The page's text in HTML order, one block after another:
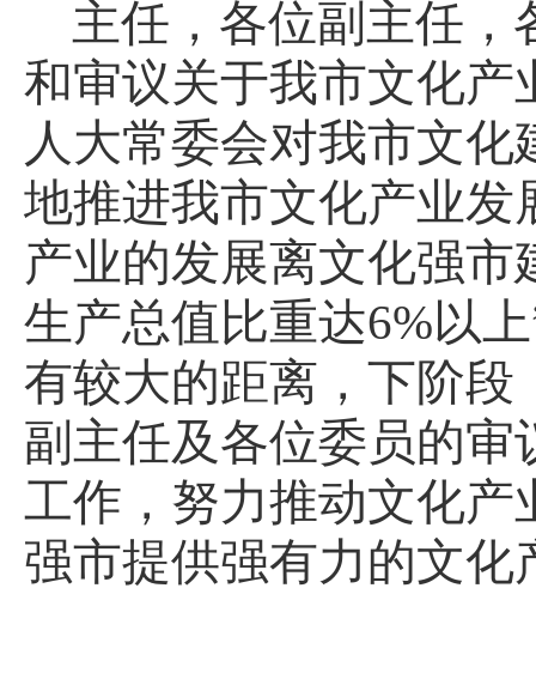
主任，各位副主任
和审议关于我市文化
人大常委会对我市文
地推进我市文化产业
产业的发展离文化强市
生产总值比重达6%以
有较大的距离，下阶
副主任及各位委员的
工作，努力推动文化
强市提供强有力的文化